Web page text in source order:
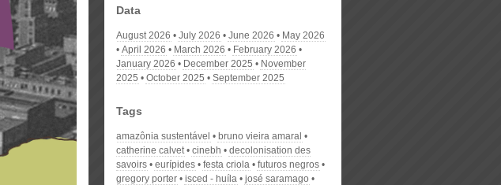
Data
August 2026 July 2026 June 2026
May 2026
April 2026
March 2026
February 2026
January 2026
December 2025
November
2025
October 2025 September 2025
Tags
amazônia sustentável
bruno vieira amaral
catherine calvet
cinebh
decolonisation des
savoirs
eurípides festa criola
futuros negros
gregory porter
isced - huíla
josé saramago